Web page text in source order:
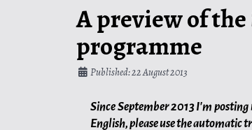
A preview of
programme
Published: 22 August 2013
Since September 2013 I'm
English, please use the automatic